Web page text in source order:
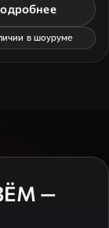
в шоуруме
—